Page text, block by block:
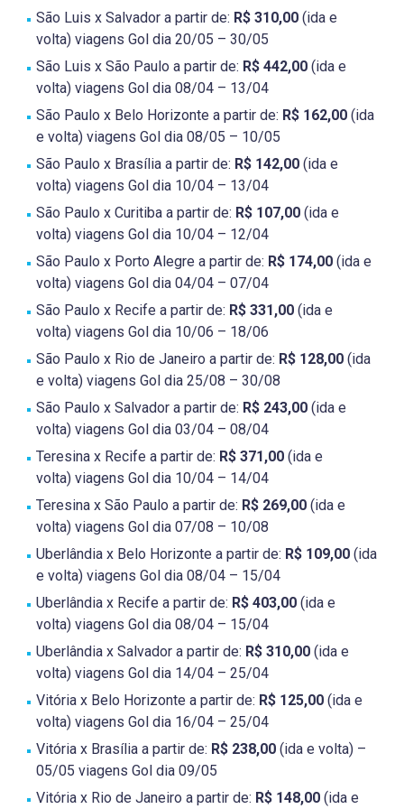
São Luis x Salvador a partir de: R$ 310,00 (ida e
volta) viagens Gol dia 20/05 – 30/05
São Luis x São Paulo a partir de: R$ 442,00 (ida e
volta) viagens Gol dia 08/04 – 13/04
São Paulo x Belo Horizonte a partir de: R$ 162,00 (ida
e volta) viagens Gol dia 08/05 – 10/05
São Paulo x Brasília a partir de: R$ 142,00 (ida e
volta) viagens Gol dia 10/04 – 13/04
São Paulo x Curitiba a partir de: R$ 107,00 (ida e
volta) viagens Gol dia 10/04 – 12/04
São Paulo x Porto Alegre a partir de: R$ 174,00 (ida e
volta) viagens Gol dia 04/04 – 07/04
São Paulo x Recife a partir de: R$ 331,00 (ida e
volta) viagens Gol dia 10/06 – 18/06
São Paulo x Rio de Janeiro a partir de: R$ 128,00 (ida
e volta) viagens Gol dia 25/08 – 30/08
São Paulo x Salvador a partir de: R$ 243,00 (ida e
volta) viagens Gol dia 03/04 – 08/04
Teresina x Recife a partir de: R$ 371,00 (ida e
volta) viagens Gol dia 10/04 – 14/04
Teresina x São Paulo a partir de: R$ 269,00 (ida e
volta) viagens Gol dia 07/08 – 10/08
Uberlândia x Belo Horizonte a partir de: R$ 109,00 (ida
e volta) viagens Gol dia 08/04 – 15/04
Uberlândia x Recife a partir de: R$ 403,00 (ida e
volta) viagens Gol dia 08/04 – 15/04
Uberlândia x Salvador a partir de: R$ 310,00 (ida e
volta) viagens Gol dia 14/04 – 25/04
Vitória x Belo Horizonte a partir de: R$ 125,00 (ida e
volta) viagens Gol dia 16/04 – 25/04
Vitória x Brasília a partir de: R$ 238,00 (ida e volta) –
05/05 viagens Gol dia 09/05
Vitória x Rio de Janeiro a partir de: R$ 148,00 (ida e